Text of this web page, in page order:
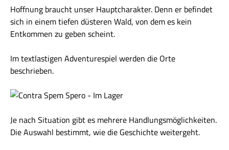
Hoffnung braucht unser Hauptcharakter. Denn er befindet
sich in einem tiefen düsteren Wald, von dem es kein
Entkommen zu geben scheint.
Im textlastigen Adventurespiel werden die Orte
beschrieben.
Je nach Situation gibt es mehrere Handlungsmöglichkeiten.
Die Auswahl bestimmt, wie die Geschichte weitergeht.